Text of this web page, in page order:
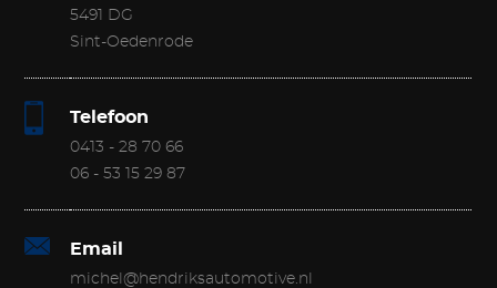
5491 DG
Sint-Oedenrode
Telefoon
0413 - 28 70 66
06 - 53 15 29 87
Email
michel@hendriksautomotive.nl